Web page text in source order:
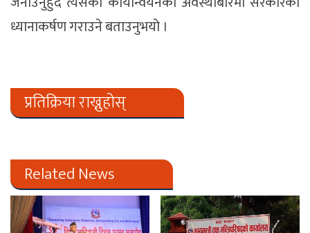
ध्यानाकर्षण गराउने बताउनुभयो ।
प्रतिक्रिया राख्नुहोस्
Related News